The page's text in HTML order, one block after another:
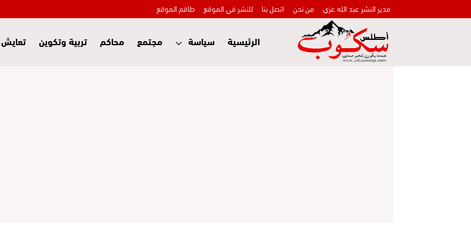
مدير النشر عبد الله عزي من نحن اتصل بنا للنشر في الموقع طاقم الموقع
الرئيسية سياسة مجتمع محاكم تربية وتكوين تعايش